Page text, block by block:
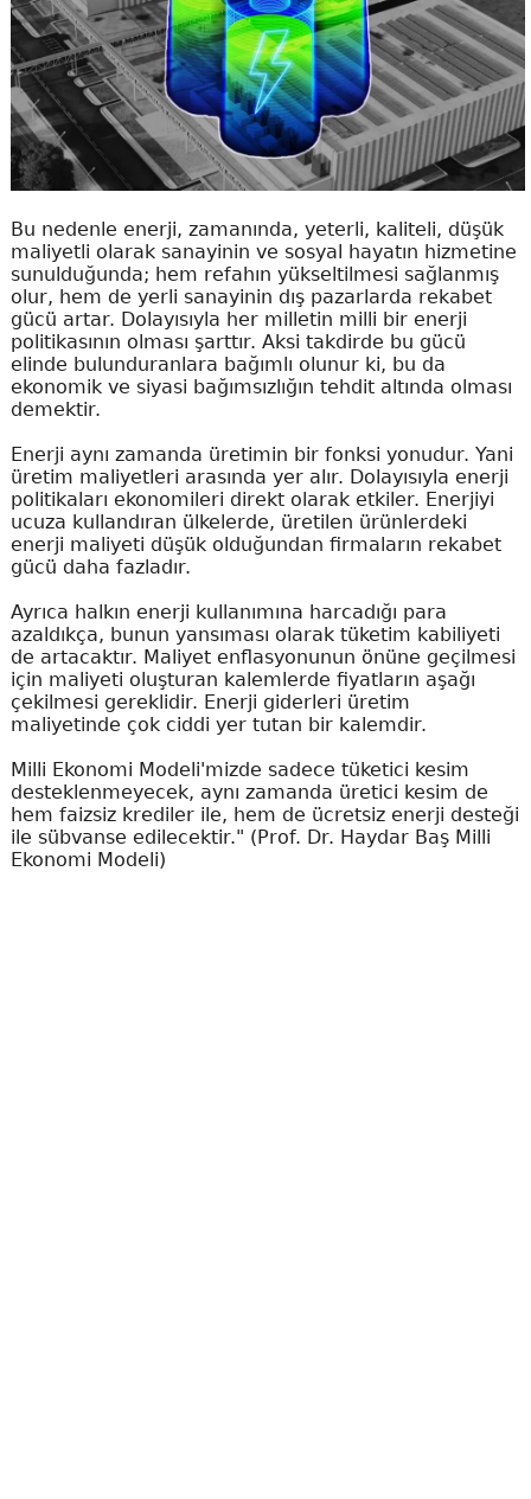
Bu nedenle enerji, zamanında, yeterli, kaliteli, düşük
maliyetli olarak sanayinin ve sosyal hayatın hizmetine
sunulduğunda; hem refahın yükseltilmesi sağlanmış
olur, hem de yerli sanayinin dış pazarlarda rekabet
gücü artar. Dolayısıyla her milletin milli bir enerji
politikasının olması şarttır. Aksi takdirde bu gücü
elinde bulunduranlara bağımlı olunur ki, bu da
ekonomik ve siyasi bağımsızlığın tehdit altında olması
demektir.
Enerji aynı zamanda üretimin bir fonksi yonudur. Yani
üretim maliyetleri arasında yer alır. Dolayısıyla enerji
politikaları ekonomileri direkt olarak etkiler. Enerjiyi
ucuza kullandıran ülkelerde, üretilen ürünlerdeki
enerji maliyeti düşük olduğundan firmaların rekabet
gücü daha fazladır.
Ayrıca halkın enerji kullanımına harcadığı para
azaldıkça, bunun yansıması olarak tüketim kabiliyeti
de artacaktır. Maliyet enflasyonunun önüne geçilmesi
için maliyeti oluşturan kalemlerde fiyatların aşağı
çekilmesi gereklidir. Enerji giderleri üretim
maliyetinde çok ciddi yer tutan bir kalemdir.
Milli Ekonomi Modeli'mizde sadece tüketici kesim
desteklenmeyecek, aynı zamanda üretici kesim de
hem faizsiz krediler ile, hem de ücretsiz enerji desteği
ile sübvanse edilecektir." (Prof. Dr. Haydar Baş Milli
Ekonomi Modeli)